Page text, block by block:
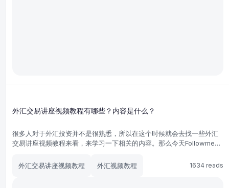
外汇交易讲座视频教程有哪些？内容是什么？
很多人对于外汇投资并不是很熟悉，所以在这个时候就会去找一些外汇
交易讲座视频教程来看，来学习一下相关的内容。那么今天Followme小
外汇交易讲座视频教程
外汇视频教程 1634 reads